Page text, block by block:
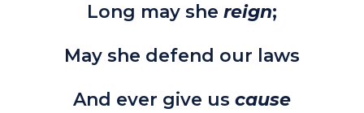
Long may she reign;
May she defend our laws
And ever give us cause